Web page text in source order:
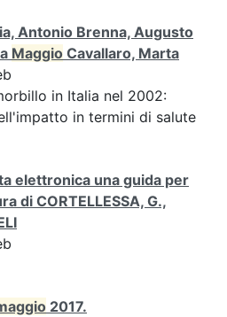
Antonio Brenna, Augusto
Maggio Cavallaro, Marta
in Italia nel 2002:
in termini di salute
elettronica una guida per
di CORTELLESSA, G.,
2017.